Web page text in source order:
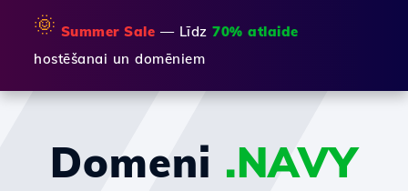
🌞 Summer Sale — Līdz 70% atlaide
hostēšanai un domēniem
Domeni .NAVY